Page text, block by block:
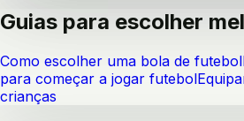
Guias para escolher
Como escolher uma bola de futebol
para começar a jogar futebol
crianças